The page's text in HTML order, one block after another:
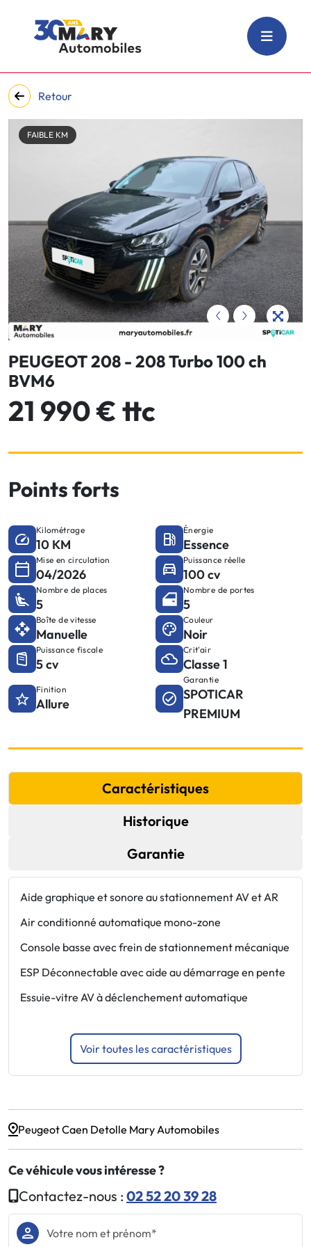
Retour
‹ ›
FAIBLE KM
PEUGEOT 208 - 208 Turbo 100 ch
BVM6
21 990 € ttc
Points forts
Kilométrage
10 KM
Énergie
Essence
Mise en circulation
04/2026
Puissance réelle
100 cv
Nombre de places
5
Nombre de portes
5
Boîte de vitesse
Manuelle
Couleur
Noir
Puissance fiscale
5 cv
Crit'air
Classe 1
Finition
Allure
Garantie
SPOTICAR
PREMIUM
Caractéristiques
Historique
Garantie
Aide graphique et sonore au stationnement AV et AR
Air conditionné automatique mono-zone
Console basse avec frein de stationnement mécanique
ESP Déconnectable avec aide au démarrage en pente
Essuie-vitre AV à déclenchement automatique
Voir toutes les caractéristiques
Peugeot Caen Detolle Mary Automobiles
Ce véhicule vous intéresse ?
Contactez-nous : 02 52 20 39 28